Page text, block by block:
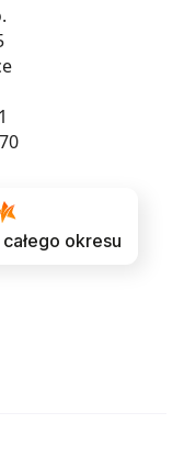
całego okresu